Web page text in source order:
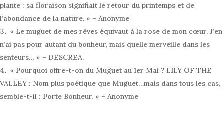
plante : sa floraison signifiait le retour du printemps et de
l’abondance de la nature. » – Anonyme
« Le muguet de mes rêves équivaut à la rose de mon cœur. J’en
n’ai pas pour autant du bonheur, mais quelle merveille dans les
senteurs… » – DESCREA.
« Pourquoi offre-t-on du Muguet au 1er Mai ? LILY OF THE
VALLEY : Nom plus poétique que Muguet…mais dans tous les cas,
semble-t-il : Porte Bonheur. » – Anonyme